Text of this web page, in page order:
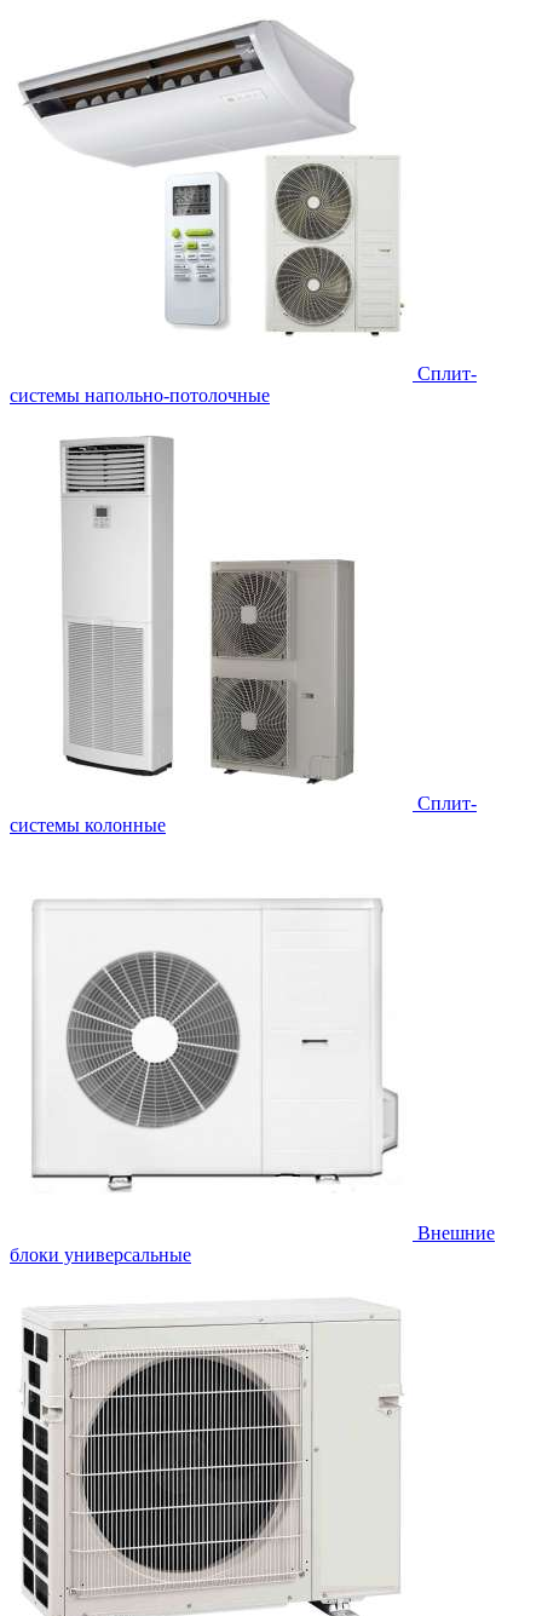
Сплит-
системы напольно-потолочные
Cплит-
системы колонные
Внешние
блоки универсальные